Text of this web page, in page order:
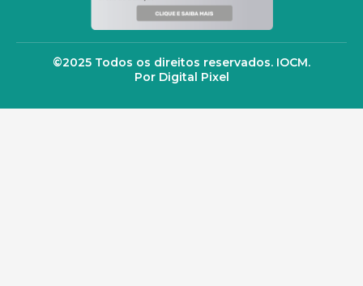
©2025 Todos os direitos reservados. IOCM.
Por Digital Pixel